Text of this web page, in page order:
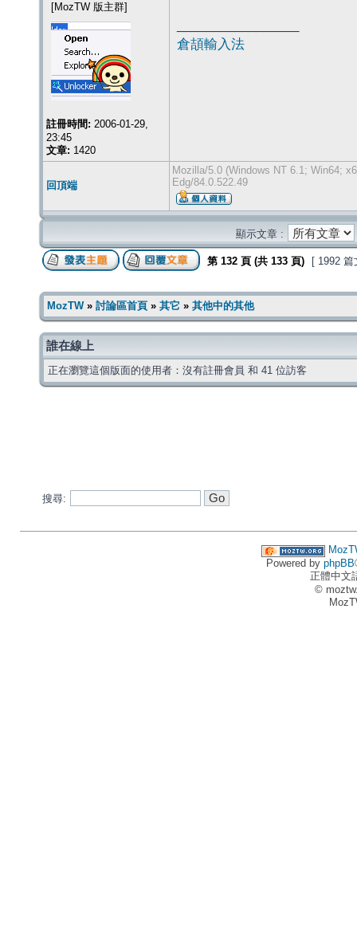
[MozTW 版主群]
註冊時間: 2006-01-29,
23:45
文章: 1420
倉頡輸入法
回頂端
Mozilla/5.0 (Windows NT 6.1; Win64;
Edg/84.0.522.49
顯示文章 :
第 132 頁 (共 133 頁) [ 1992
MozTW» 討論區首頁 » 其它 » 其他中的其他
誰在線上
正在瀏覽這個版面的使用者：沒有註冊會員 和 41 位訪客
搜尋:
Powered by phpBB
正體中文
©